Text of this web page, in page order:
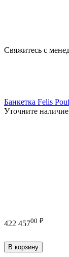
Свяжитесь с
Банкетка Felis
Уточните
422 45700 ₽
В корзину